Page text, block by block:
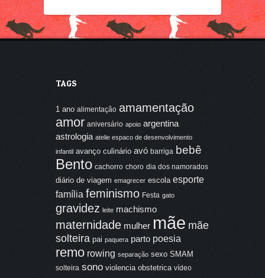
TAGS
1 ano alimentação amamentação
amor aniversário apoio argentina
astrologia atelie espaco de desenvolvimento
infantil avanço culinário avó barriga bebê
Bento cachorro choro dia dos namorados
diário de viagem emagrecer escola esporte
família feminismo Festa gato
gravidez leite machismo
maternidade mulher mãe mãe
solteira pai paquera parto poesia
remo rowing separação sexo SMAM
solteira sono violencia obstetrica vídeo